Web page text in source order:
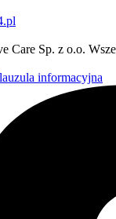
Care Sp. z o.o.
informacyjna